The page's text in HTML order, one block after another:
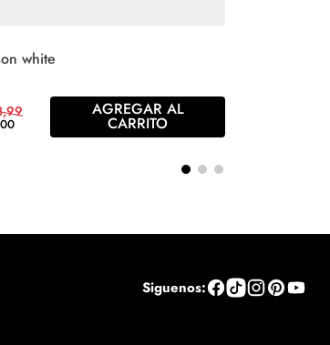
white
,99
00
AGREGAR AL
CARRITO
Siguenos: